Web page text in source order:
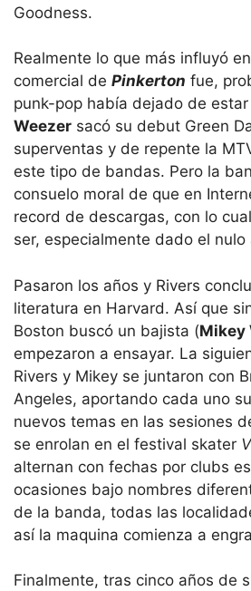
Goodness.
Realmente lo que más influyó
comercial de Pinkerton fue,
punk-pop había dejado de
Weezer sacó su debut Green
superventas y de repente la
este tipo de bandas. Pero la
consuelo moral de que en
record de descargas, con lo
ser, especialmente dado el
Pasaron los años y Rivers
literatura en Harvard. Así que
Boston buscó un bajista (Mikey
empezaron a ensayar. La
Rivers y Mikey se juntaron con
Angeles, aportando cada uno
nuevos temas en las sesiones
se enrolan en el festival skater
alternan con fechas por clubs
ocasiones bajo nombres
de la banda, todas las
así la maquina comienza a
Finalmente, tras cinco años de